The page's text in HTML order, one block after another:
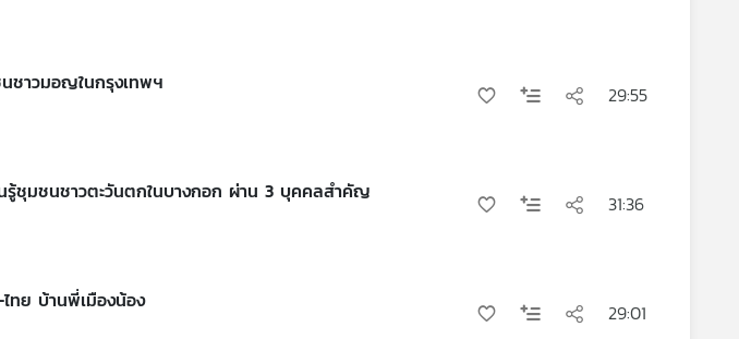
ชาวมอญในกรุงเทพฯ 29:55
ปีกรุงรัตนโกสินทร์ ตอนที่ 6 เรียนรู้ชุมชนชาวตะวันตกในบางกอก ผ่าน 3 บุคคลสำคัญ 31:36
กรุงรัตนโกสินทร์ ตอนที่ 7 ลาว-ไทย บ้านพี่เมืองน้อง 29:01